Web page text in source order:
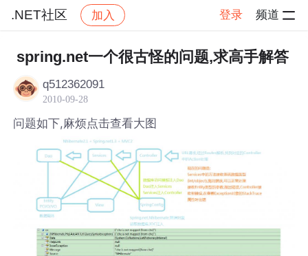
.NET社区 加入 登录 频道
.NET社区 帖子详情
spring.net一个很古怪的问题,求高手解答
q512362091
2010-09-28
问题如下,麻烦点击查看大图